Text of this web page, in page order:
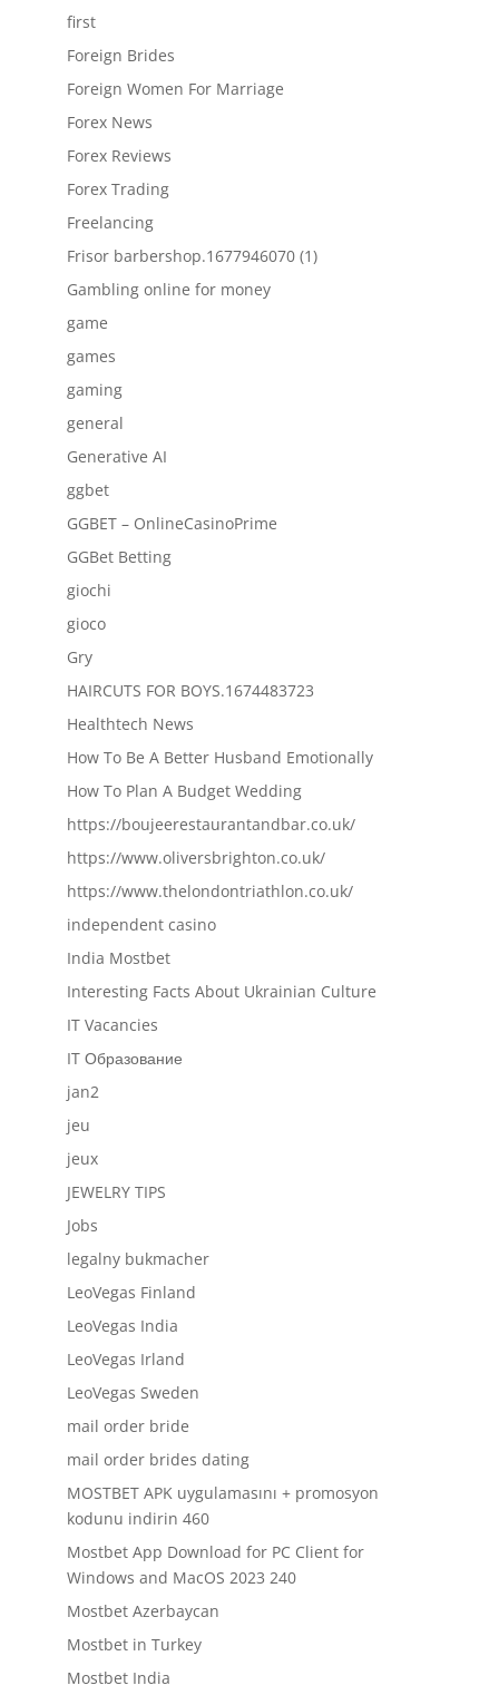
first
Foreign Brides
Foreign Women For Marriage
Forex News
Forex Reviews
Forex Trading
Freelancing
Frisor barbershop.1677946070 (1)
Gambling online for money
game
games
gaming
general
Generative AI
ggbet
GGBET – OnlineCasinoPrime
GGBet Betting
giochi
gioco
Gry
HAIRCUTS FOR BOYS.1674483723
Healthtech News
How To Be A Better Husband Emotionally
How To Plan A Budget Wedding
https://boujeerestaurantandbar.co.uk/
https://www.oliversbrighton.co.uk/
https://www.thelondontriathlon.co.uk/
independent casino
India Mostbet
Interesting Facts About Ukrainian Culture
IT Vacancies
IT Образование
jan2
jeu
jeux
JEWELRY TIPS
Jobs
legalny bukmacher
LeoVegas Finland
LeoVegas India
LeoVegas Irland
LeoVegas Sweden
mail order bride
mail order brides dating
MOSTBET APK uygulamasını + promosyon
kodunu indirin 460
Mostbet App Download for PC Client for
Windows and MacOS 2023 240
Mostbet Azerbaycan
Mostbet in Turkey
Mostbet India